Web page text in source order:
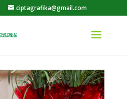
ciptagrafika@gmail.com